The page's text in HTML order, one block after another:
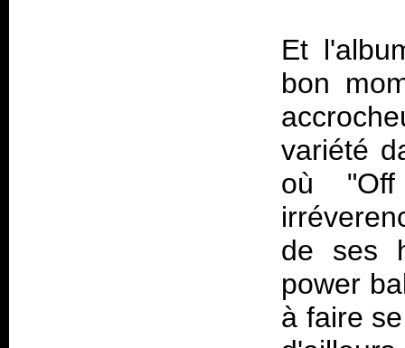
Et
bon
variété
où
de ses
power
à faire